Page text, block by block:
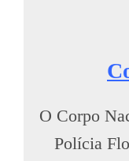
O Corpo
Polícia